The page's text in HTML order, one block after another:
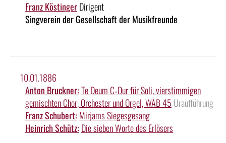
Franz KöstingerDirigent
Singverein der Gesellschaft der Musikfreunde
10.01.1886
Anton Bruckner:Te Deum C‑Dur für Soli, vierstimmigen
gemischten Chor, Orchester und Orgel, WAB 45 Uraufführung
Franz Schubert: Mirjams Siegesgesang
Heinrich Schütz: Die sieben Worte des Erlösers